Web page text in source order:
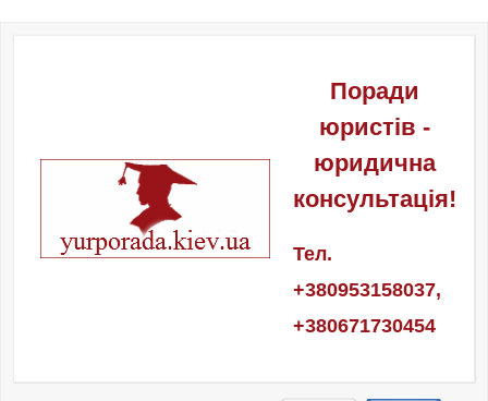
Поради
юристів -
юридична
консультація!
Тел.
+380953158037,
+380671730454